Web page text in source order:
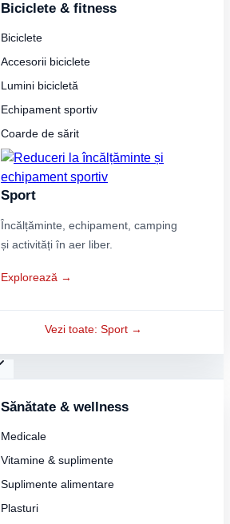
Biciclete & fitness
Biciclete
Accesorii biciclete
Lumini bicicletă
Echipament sportiv
Coarde de sărit
Sport
Încălțăminte, echipament, camping
și activități în aer liber.
Explorează →
Vezi toate: Sport →
Sănătate & wellness
Medicale
Vitamine & suplimente
Suplimente alimentare
Plasturi